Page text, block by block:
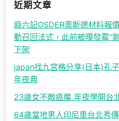
近期文章
麻六記OSDER奧斯德材料報
動召回法式，此前被曝發霉“
下架
japan找九宮格分享(日本)孔
年夜典
23歲女不敵癌魔 年夜學開台
64歲當地男人印尼患台北秀